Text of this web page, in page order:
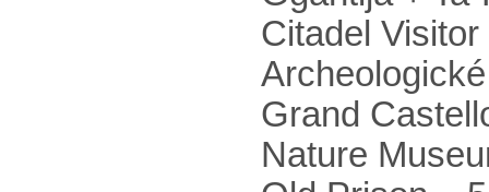
Citadel
Grand
Nature